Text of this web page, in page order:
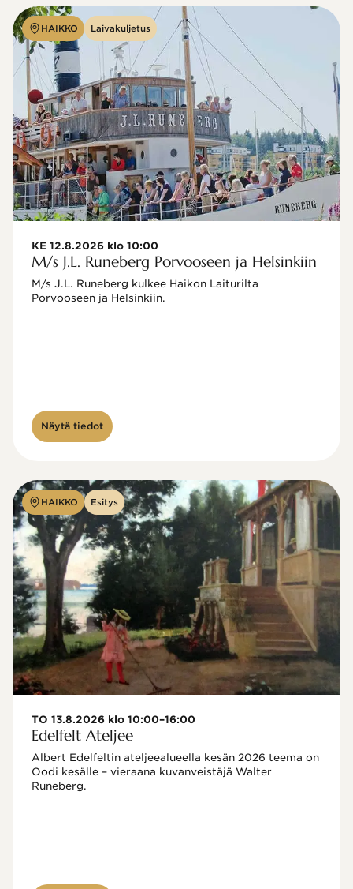
HAIKKO Laivakuljetus
KE 12.8.2026 klo 10:00
M/s J.L. Runeberg Porvooseen ja Helsinkiin
M/s J.L. Runeberg kulkee Haikon Laiturilta
Porvooseen ja Helsinkiin.
Näytä tiedot
HAIKKO Esitys
TO 13.8.2026 klo 10:00–16:00
Edelfelt Ateljee
Albert Edelfeltin ateljeealueella kesän 2026 teema on
Oodi kesälle – vieraana kuvanveistäjä Walter